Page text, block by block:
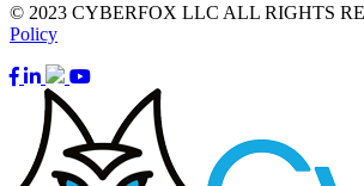
© 2023 CYBERFOX LLC ALL RIGHTS
Policy